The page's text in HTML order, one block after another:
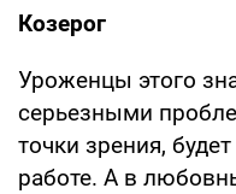
Козерог
Уроженцы этого
серьезными
точки зрения,
работе. А в